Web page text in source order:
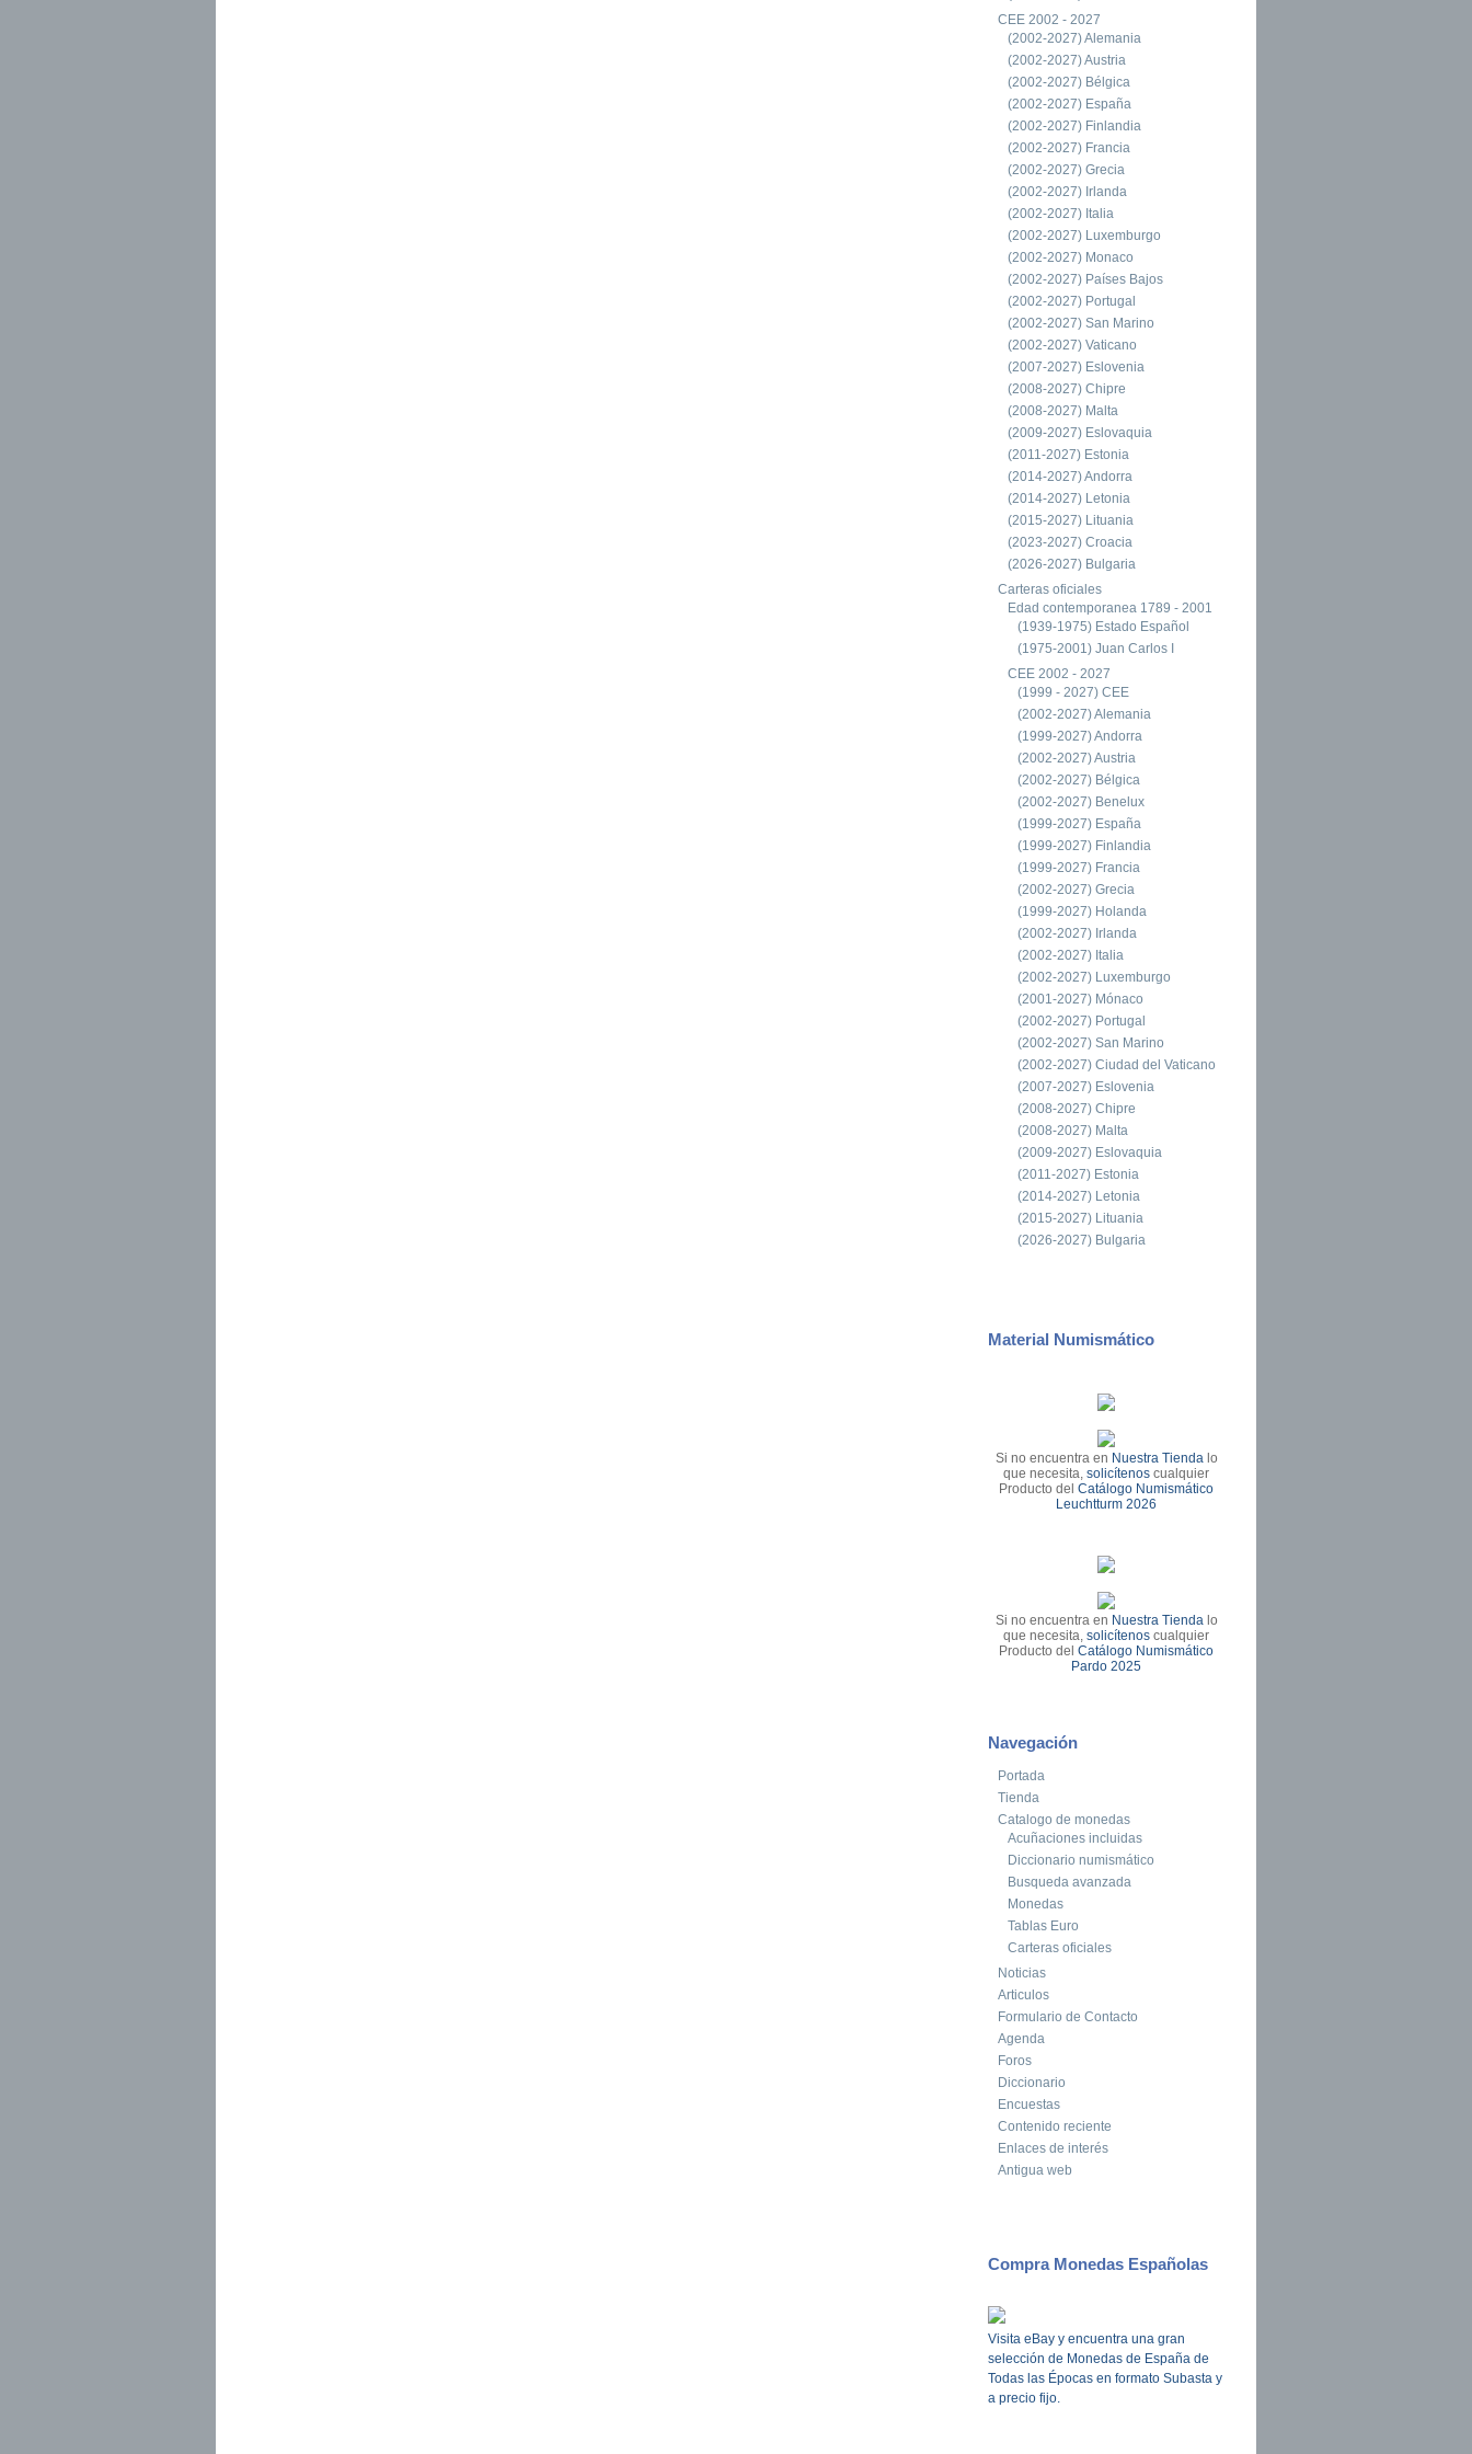
CEE 2002 - 2027
(2002-2027) Alemania
(2002-2027) Austria
(2002-2027) Bélgica
(2002-2027) España
(2002-2027) Finlandia
(2002-2027) Francia
(2002-2027) Grecia
(2002-2027) Irlanda
(2002-2027) Italia
(2002-2027) Luxemburgo
(2002-2027) Monaco
(2002-2027) Países Bajos
(2002-2027) Portugal
(2002-2027) San Marino
(2002-2027) Vaticano
(2007-2027) Eslovenia
(2008-2027) Chipre
(2008-2027) Malta
(2009-2027) Eslovaquia
(2011-2027) Estonia
(2014-2027) Andorra
(2014-2027) Letonia
(2015-2027) Lituania
(2023-2027) Croacia
(2026-2027) Bulgaria
Carteras oficiales
Edad contemporanea 1789 - 2001
(1939-1975) Estado Español
(1975-2001) Juan Carlos I
CEE 2002 - 2027
(1999 - 2027) CEE
(2002-2027) Alemania
(1999-2027) Andorra
(2002-2027) Austria
(2002-2027) Bélgica
(2002-2027) Benelux
(1999-2027) España
(1999-2027) Finlandia
(1999-2027) Francia
(2002-2027) Grecia
(1999-2027) Holanda
(2002-2027) Irlanda
(2002-2027) Italia
(2002-2027) Luxemburgo
(2001-2027) Mónaco
(2002-2027) Portugal
(2002-2027) San Marino
(2002-2027) Ciudad del Vaticano
(2007-2027) Eslovenia
(2008-2027) Chipre
(2008-2027) Malta
(2009-2027) Eslovaquia
(2011-2027) Estonia
(2014-2027) Letonia
(2015-2027) Lituania
(2026-2027) Bulgaria
Material Numismático
Si no encuentra en Nuestra Tienda lo
que necesita,solicítenos cualquier
Producto delCatálogo Numismático
Leuchtturm 2026
Si no encuentra en Nuestra Tienda lo
que necesita,solicítenos cualquier
Producto delCatálogo Numismático
Pardo 2025
Navegación
Portada
Tienda
Catalogo de monedas
Acuñaciones incluidas
Diccionario numismático
Busqueda avanzada
Monedas
Tablas Euro
Carteras oficiales
Noticias
Articulos
Formulario de Contacto
Agenda
Foros
Diccionario
Encuestas
Contenido reciente
Enlaces de interés
Antigua web
Compra Monedas Españolas
Visita eBay y encuentra una gran
selección de Monedas de España de
Todas las Épocas en formato Subasta y
a precio fijo.